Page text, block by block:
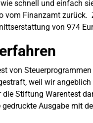
schnell und einfach
vom Finanzamt
von 974
von
weil wir
Stiftung Warentest
Ausgabe mit